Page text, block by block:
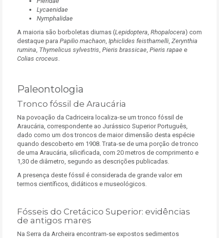
Lycaenidae
Nymphalidae
A maioria são borboletas diurnas (Lepidoptera, Rhopalocera) com
destaque para Papilio machaon, Iphiclides feisthamelli, Zerynthia
rumina, Thymelicus sylvestris, Pieris brassicae, Pieris rapae e
Colias croceus.
Paleontologia
Tronco fóssil de Araucária
Na povoação da Cadriceira localiza-se um tronco fóssil de
Araucária, correspondente ao Jurássico Superior Português,
dado como um dos troncos de maior dimensão desta espécie
quando descoberto em 1908. Trata-se de uma porção de tronco
de uma Araucária, silicificada, com 20 metros de comprimento e
1,30 de diâmetro, segundo as descrições publicadas.
A presença deste fóssil é considerada de grande valor em
termos científicos, didáticos e museológicos.
Fósseis do Cretácico Superior: evidências
de antigos mares
Na Serra da Archeira encontram-se expostos sedimentos